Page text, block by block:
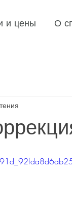
и цены О